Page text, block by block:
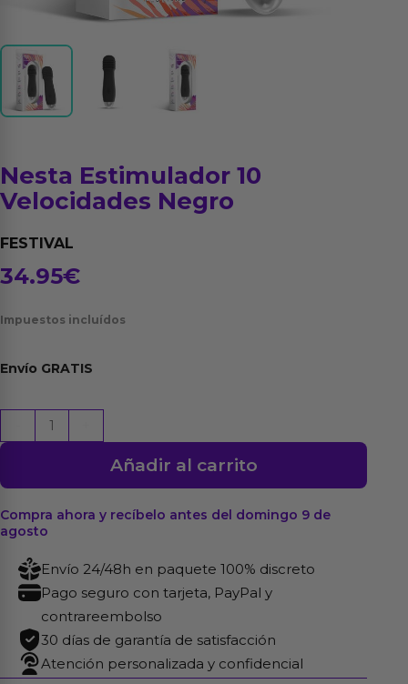
Nesta Estimulador 10
Velocidades Negro
FESTIVAL
34.95€
Impuestos incluídos
Envío GRATIS
Estimulador
Velocidades
Negro
cantidad
Añadir al carrito
Compra ahora y recíbelo antes del domingo 9 de
agosto
Envío 24/48h en paquete 100% discreto
Pago seguro con tarjeta, PayPal y
contrareembolso
30 días de garantía de satisfacción
Atención personalizada y confidencial